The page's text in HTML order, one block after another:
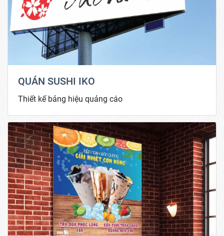
QUÁN SUSHI IKO
Thiết kế bảng hiệu quảng cáo